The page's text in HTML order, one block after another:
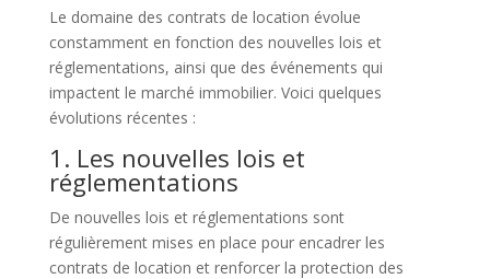
Le domaine des contrats de location évolue
constamment en fonction des nouvelles lois et
réglementations, ainsi que des événements qui
impactent le marché immobilier. Voici quelques
évolutions récentes :
1. Les nouvelles lois et
réglementations
De nouvelles lois et réglementations sont
régulièrement mises en place pour encadrer les
contrats de location et renforcer la protection des